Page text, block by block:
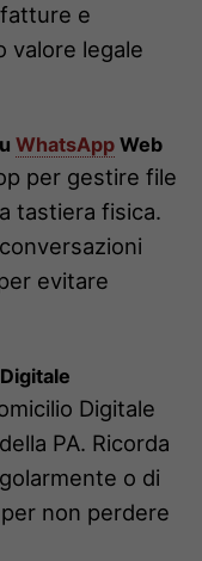
e
valore legale
WhatsApp Web
per gestire file
tastiera fisica.
evitare
Digitale
PA. Ricorda
o di
per non perdere